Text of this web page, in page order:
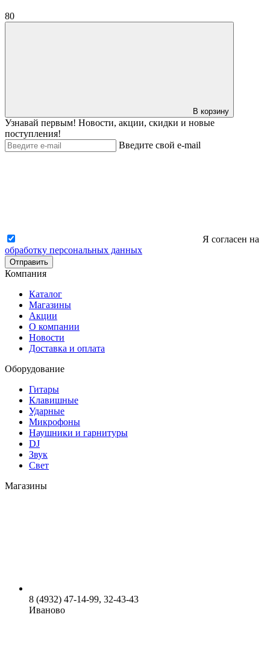
80
В корзину
Узнавай первым! Новости, акции, скидки и новые
поступления!
Введите свой e-mail
Я согласен на
обработку персональных данных
Отправить
Компания
Каталог
Магазины
Акции
О компании
Новости
Доставка и оплата
Оборудование
Гитары
Клавишные
Ударные
Микрофоны
Наушники и гарнитуры
DJ
Звук
Свет
Магазины
8 (4932) 47-14-99, 32-43-43
Иваново